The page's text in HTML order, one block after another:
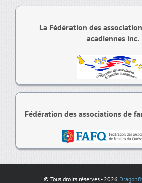
La Fédération des
acadiennes inc.
Fédération des associations de
© Tous droits réservés -2026